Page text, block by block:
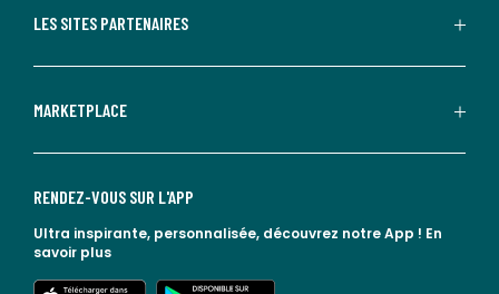
LES SITES PARTENAIRES
MARKETPLACE
RENDEZ-VOUS SUR L'APP
Ultra inspirante, personnalisée, découvrez notre App ! En
savoir plus
lien vers l'app store
lien vers google play